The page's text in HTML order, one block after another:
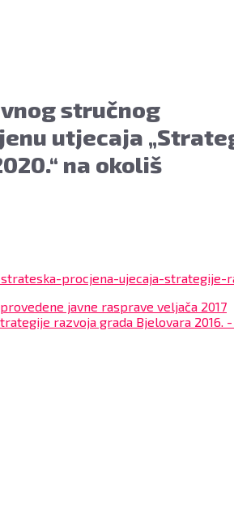
stručnog
utjecaja
na okoliš
procjena-ujecaja-
javne rasprave veljača 2017
razvoja grada Bjelovara 2016. -